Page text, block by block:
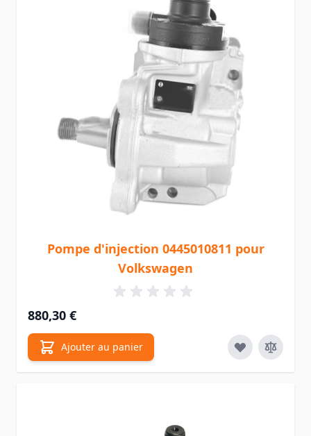
Pompe d'injection 0445010811 pour
Volkswagen
880,30 €
Ajouter au panier